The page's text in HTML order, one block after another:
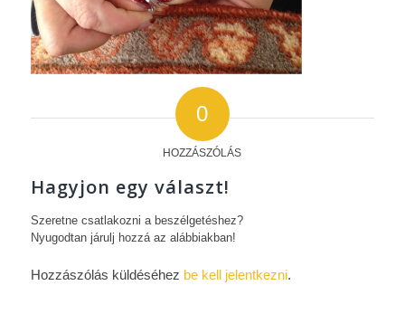
0
HOZZÁSZÓLÁS
Hagyjon egy választ!
Szeretne csatlakozni a beszélgetéshez?
Nyugodtan járulj hozzá az alábbiakban!
Hozzászólás küldéséhez be kell jelentkezni.